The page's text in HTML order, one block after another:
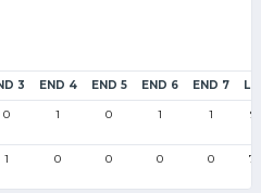
3 END 4 END 5 END 6 END 7
0 1 0 1 1
1 0 0 0 0